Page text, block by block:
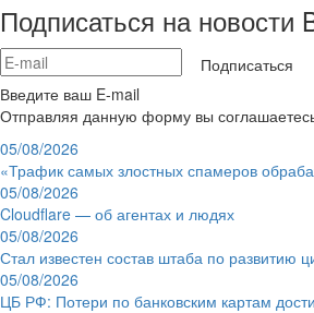
Подписаться на
Подписаться
Введите ваш E-mail
Отправляя данную форму вы
05/08/2026
«Трафик самых злостных спамеров
05/08/2026
Cloudflare — об агентах и людях
05/08/2026
Стал известен состав штаба по развитию
05/08/2026
ЦБ РФ: Потери по банковским картам